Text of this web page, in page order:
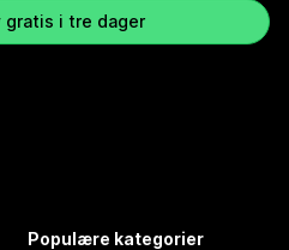
gratis i tre dager
Populære kategorier